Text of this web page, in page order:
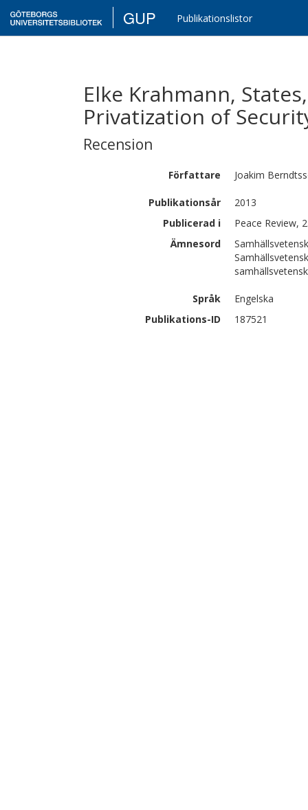
GUP Publikationslistor
Elke Krahmann,
Privatization of
Recension
Författare Joakim
Publikationsår
2013
Publicerad i
Peace Review,
Ämnesord
Språk
Engelska
Publikations-ID
187521